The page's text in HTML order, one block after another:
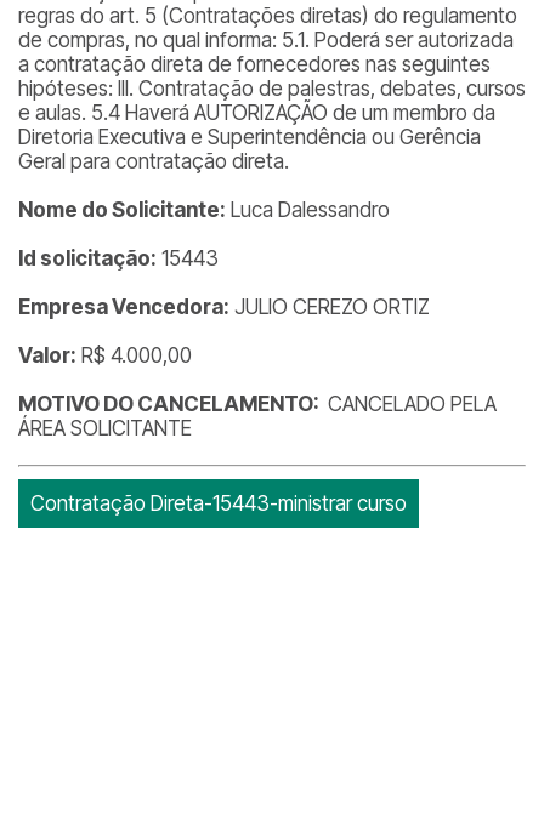
regras do art. 5 (Contratações diretas) do regulamento
de compras, no qual informa: 5.1. Poderá ser autorizada
a contratação direta de fornecedores nas seguintes
hipóteses: III. Contratação de palestras, debates, cursos
e aulas. 5.4 Haverá AUTORIZAÇÃO de um membro da
Diretoria Executiva e Superintendência ou Gerência
Geral para contratação direta.
Nome do Solicitante: Luca Dalessandro
Id solicitação: 15443
Empresa Vencedora: JULIO CEREZO ORTIZ
Valor: R$ 4.000,00
MOTIVO DO CANCELAMENTO: CANCELADO PELA
ÁREA SOLICITANTE
Contratação Direta-15443-ministrar curso